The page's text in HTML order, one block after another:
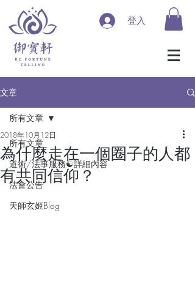
登入
文章
所有文章
道術/法事服務☯詳細內容
法會公告
天師玄姬Blog
所有文章
為什麼走在一個圈子的人都
有共同信仰？
2018年10月12日